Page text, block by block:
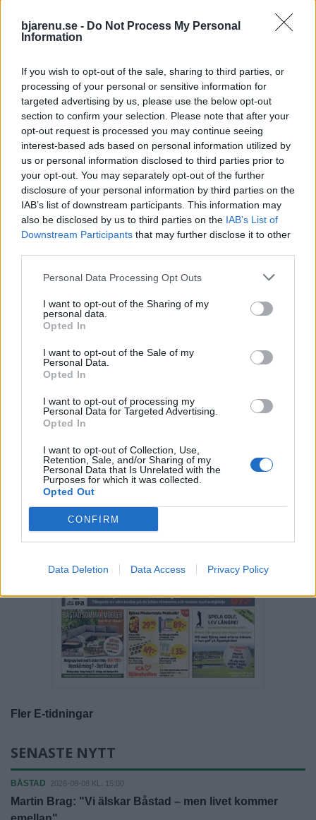
bjarenu.se - Do Not Process My Personal
Information
If you wish to opt-out of the sale, sharing to third parties, or
processing of your personal or sensitive information for
targeted advertising by us, please use the below opt-out
section to confirm your selection. Please note that after your
opt-out request is processed you may continue seeing
interest-based ads based on personal information utilized by
us or personal information disclosed to third parties prior to
your opt-out. You may separately opt-out of the further
disclosure of your personal information by third parties on the
IAB’s list of downstream participants. This information may
also be disclosed by us to third parties on the IAB’s List of
Downstream Participants that may further disclose it to other
Personal Data Processing Opt Outs
I want to opt-out of the Sharing of my
personal data.
Opted In
I want to opt-out of the Sale of my
Personal Data.
Opted In
I want to opt-out of processing my
Personal Data for Targeted Advertising.
Opted In
I want to opt-out of Collection, Use,
Retention, Sale, and/or Sharing of my
Personal Data that Is Unrelated with the
Purposes for which it was collected.
Opted Out
CONFIRM
Data Deletion Data Access Privacy Policy
Bjärehalvön
skapar
r som ersätter det
fysiska kaféet
smaka sig genom
NATIVE 2026-06-11 KL. 11:52
Därför spelar
svenskar online –
underhållning
viktigare än
storvinster
NATIVE 2026-05-21 KL. 10:29
Hur platser
förändras när
årstiderna styr
tempot i ett
kustsamhälle
LÄS SENASTE E-TIDNINGEN
Fler E-tidningar
SENASTE NYTT
BÅSTAD 2026-08-08 KL. 15:00
Martin Brag: "Vi älskar Båstad – men livet kommer